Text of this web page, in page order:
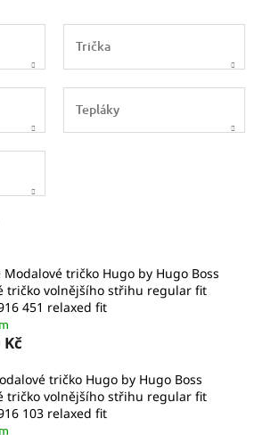
Trička
Tepláky
Modalové tričko Hugo by Hugo Boss
tričko volnějšího střihu regular fit
451 relaxed fit
Kč
tričko Hugo by Hugo Boss
tričko volnějšího střihu regular fit
103 relaxed fit